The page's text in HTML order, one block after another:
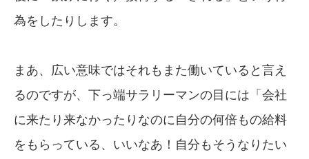
為をしたりします。
まあ、広い意味ではそれもまた働いていると言え
るのですが、下っ端サラリーマンの目には「会社
に来たり来なかったりなのに自分の何倍もの給料
をもらっている、いいなあ！自分もそうなりたい